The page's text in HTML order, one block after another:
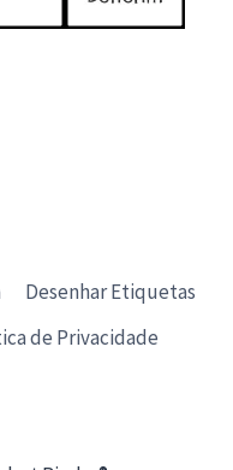
Desenhar Etiquetas
de Privacidade